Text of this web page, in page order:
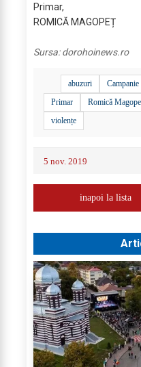
Primar,
ROMICĂ MAGOPEȚ
Sursa:dorohoinews.ro
abuzuri
Primar
Romică
violențe
5 nov. 2019
inapoi la lista